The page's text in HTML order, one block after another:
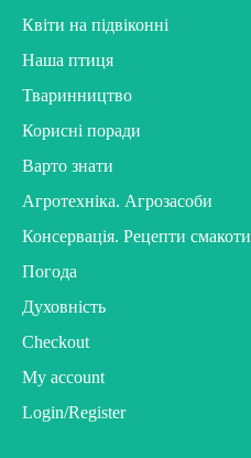
Квіти на підвіконні
Наша птиця
Тваринництво
Корисні поради
Варто знати
Агротехніка. Агрозасоби
Консервація. Рецепти смакоти
Погода
Духовність
Checkout
My account
Login/Register